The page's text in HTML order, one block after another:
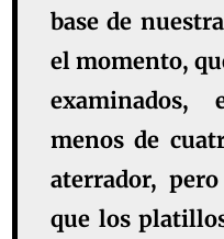
base de
el momento,
examinados,
menos de
aterrador,
que los